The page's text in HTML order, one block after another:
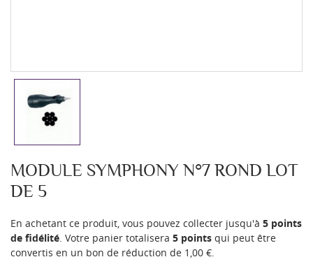
MODULE SYMPHONY N°7 ROND LOT
DE 5
En achetant ce produit, vous pouvez collecter jusqu'à 5 points
de fidélité . Votre panier totalisera 5 points qui peut être
convertis en un bon de réduction de 1,00 €